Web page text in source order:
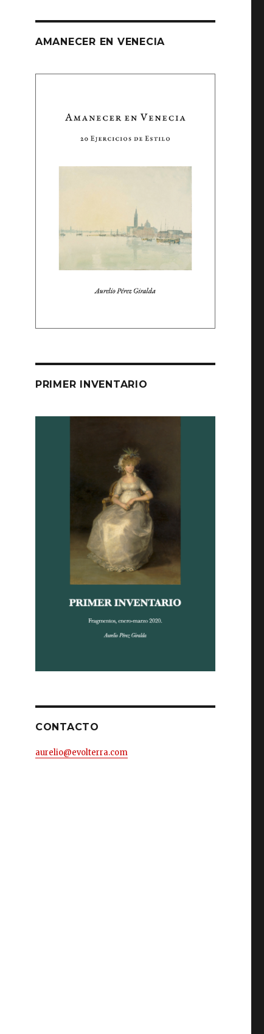
AMANECER EN VENECIA
PRIMER INVENTARIO
CONTACTO
aurelio@evolterra.com